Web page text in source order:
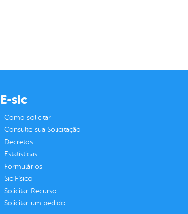
E-sic
Como solicitar
Consulte sua Solicitação
Decretos
Estatísticas
Formulários
Sic Físico
Solicitar Recurso
Solicitar um pedido